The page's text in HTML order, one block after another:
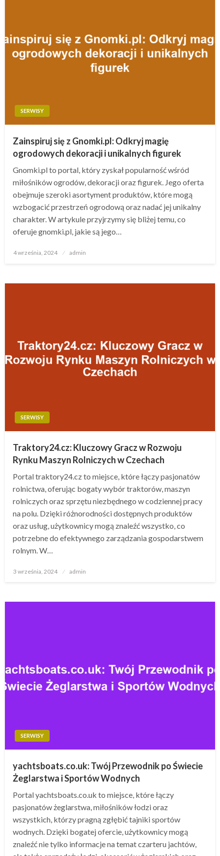
SERWISY
Zainspiruj się z Gnomki.pl: Odkryj magię
ogrodowych dekoracji i unikalnych figurek
Gnomki.pl to portal, który zyskał popularność wśród
miłośników ogrodów, dekoracji oraz figurek. Jego oferta
obejmuje szeroki asortyment produktów, które mogą
wzbogacić przestrzeń ogrodową oraz nadać jej unikalny
charakter. W artykule przyjrzymy się bliżej temu, co
oferuje gnomki.pl, jakie są jego…
Opublikowane
4 września, 2024 admin
SERWISY
Traktory24.cz: Kluczowy Gracz w Rozwoju
Rynku Maszyn Rolniczych w Czechach
Portal traktory24.cz to miejsce, które łączy pasjonatów
rolnictwa, oferując bogaty wybór traktorów, maszyn
rolniczych oraz sprzętu niezbędnego w codziennej pracy
na polu. Dzięki różnorodności dostępnych produktów
oraz usług, użytkownicy mogą znaleźć wszystko, co
potrzebne do efektywnego zarządzania gospodarstwem
rolnym. W…
Opublikowane
3 września, 2024 admin
SERWISY
yachtsboats.co.uk: Twój Przewodnik po Świecie
Żeglarstwa i Sportów Wodnych
Portal yachtsboats.co.uk to miejsce, które łączy
pasjonatów żeglarstwa, miłośników łodzi oraz
wszystkich, którzy pragną zgłębić tajniki sportów
wodnych. Dzięki bogatej ofercie, użytkownicy mogą
znaleźć nie tylko informacje na temat czarteru jachtów,